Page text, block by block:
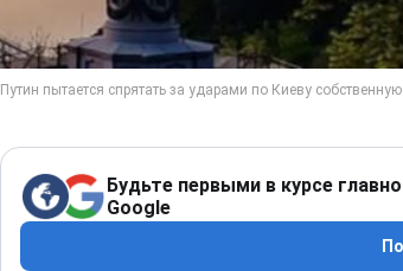
Будьте первыми в курсе
Google